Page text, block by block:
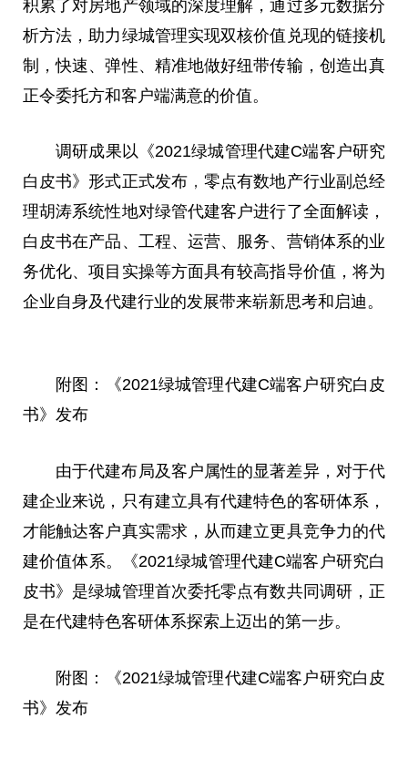
积累了对房地产领域的深度理解，通过多元数据分
析方法，助力绿城管理实现双核价值兑现的链接机
制，快速、弹性、精准地做好纽带传输，创造出真
正令委托方和客户端满意的价值。
调研成果以《2021绿城管理代建C端客户研究
白皮书》形式正式发布，零点有数地产行业副 总经
理胡涛系统性地对绿管代建客户进行了全面解读，
白皮书在产品、工程、运营、服务、营销体系的业
务优化、项目实操等方面具有较高指导价值，将为
企业自身及代建行业的发展带来崭新思考和启迪。
附图：《2021绿城管理代建C端客户研究白皮
书》发布
由于代建布局及客户属性的显著差异，对于代
建企业来说，只有建立具有代建特色的客研体系，
才能触达客户真实需求，从而建立更具竞争力的代
建价值体系。《2021绿城管理代建C端客户研究白
皮书》是绿城管理首次委托零点有数共同调研，正
是在代建特色客研体系探索上迈出的第一步。
附图：《2021绿城管理代建C端客户研究白皮
书》发布